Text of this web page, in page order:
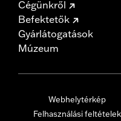
Cégünkről
Befektetők
Gyárlátogatások
Múzeum
Webhelytérkép
Felhasználási feltételek